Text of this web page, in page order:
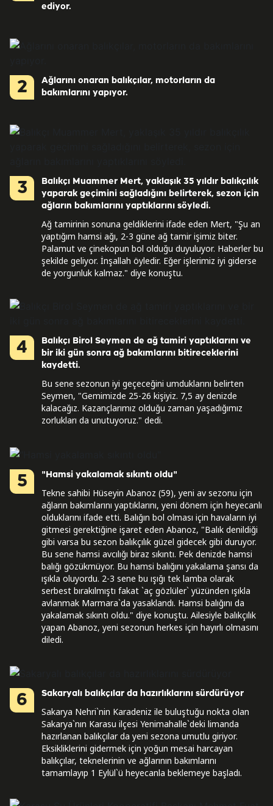
ediyor.
2
Ağlarını onaran balıkçılar, motorların da
bakımlarını yapıyor.
3
Balıkçı Muammer Mert, yaklaşık 35 yıldır balıkçılık
yaparak geçimini sağladığını belirterek, sezon için
ağların bakımlarını yaptıklarını söyledi.
Ağ tamirinin sonuna geldiklerini ifade eden Mert, "Şu an
yaptığım hamsi ağı, 2-3 güne ağ tamir işimiz biter.
Palamut ve çinekopun bol olduğu duyuluyor. Haberler bu
şekilde geliyor. İnşallah öyledir. Eğer işlerimiz iyi giderse
de yorgunluk kalmaz." diye konuştu.
4
Balıkçı Birol Seymen de ağ tamiri yaptıklarını ve
bir iki gün sonra ağ bakımlarını bitireceklerini
kaydetti.
Bu sene sezonun iyi geçeceğini umduklarını belirten
Seymen, "Gemimizde 25-26 kişiyiz. 7,5 ay denizde
kalacağız. Kazançlarımız olduğu zaman yaşadığımız
zorlukları da unutuyoruz." dedi.
5 "Hamsi yakalamak sıkıntı oldu"
Tekne sahibi Hüseyin Abanoz (59), yeni av sezonu için
ağların bakımlarını yaptıklarını, yeni dönem için heyecanlı
olduklarını ifade etti. Balığın bol olması için havaların iyi
gitmesi gerektiğine işaret eden Abanoz, "Balık denildiği
gibi varsa bu sezon balıkçılık güzel gidecek gibi duruyor.
Bu sene hamsi avcılığı biraz sıkıntı. Pek denizde hamsi
balığı gözükmüyor. Bu hamsi balığını yakalama şansı da
ışıkla oluyordu. 2-3 sene bu ışığı tek lamba olarak
serbest bırakılmıştı fakat `aç gözlüler` yüzünden ışıkla
avlanmak Marmara`da yasaklandı. Hamsi balığını da
yakalamak sıkıntı oldu." diye konuştu. Ailesiyle balıkçılık
yapan Abanoz, yeni sezonun herkes için hayırlı olmasını
diledi.
6 Sakaryalı balıkçılar da hazırlıklarını sürdürüyor
Sakarya Nehri`nin Karadeniz ile buluştuğu nokta olan
Sakarya`nın Karasu ilçesi Yenimahalle`deki limanda
hazırlanan balıkçılar da yeni sezona umutlu giriyor.
Eksikliklerini gidermek için yoğun mesai harcayan
balıkçılar, teknelerinin ve ağlarının bakımlarını
tamamlayıp 1 Eylül`ü heyecanla beklemeye başladı.